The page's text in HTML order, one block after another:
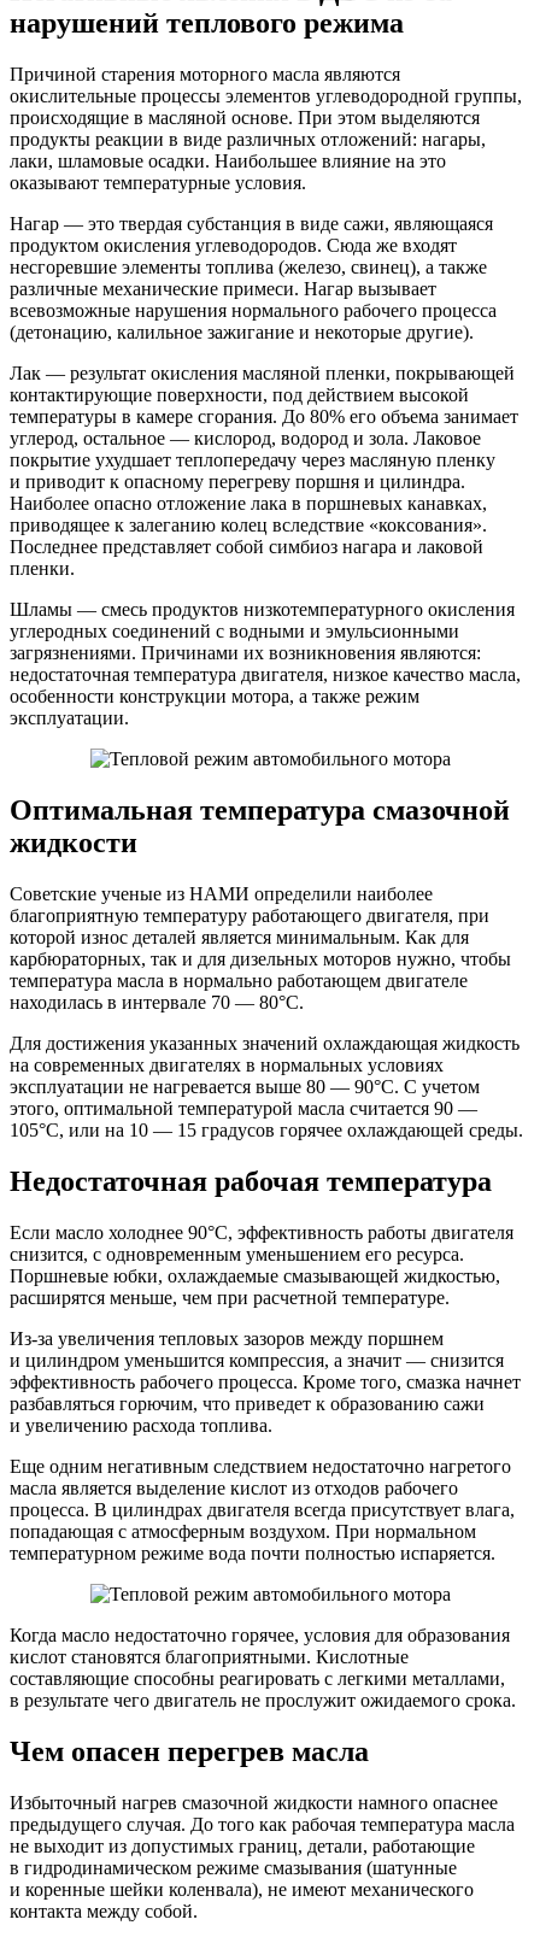
нарушений теплового режима
Причиной старения моторного масла являются
окислительные процессы элементов углеводородной группы,
происходящие в масляной основе. При этом выделяются
продукты реакции в виде различных отложений: нагары,
лаки, шламовые осадки. Наибольшее влияние на это
оказывают температурные условия.
Нагар — это твердая субстанция в виде сажи, являющаяся
продуктом окисления углеводородов. Сюда же входят
несгоревшие элементы топлива (железо, свинец), а также
различные механические примеси. Нагар вызывает
всевозможные нарушения нормального рабочего процесса
(детонацию, калильное зажигание и некоторые другие).
Лак — результат окисления масляной пленки, покрывающей
контактирующие поверхности, под действием высокой
температуры в камере сгорания. До 80% его объема занимает
углерод, остальное — кислород, водород и зола. Лаковое
покрытие ухудшает теплопередачу через масляную пленку
и приводит к опасному перегреву поршня и цилиндра.
Наиболее опасно отложение лака в поршневых канавках,
приводящее к залеганию колец вследствие «коксования».
Последнее представляет собой симбиоз нагара и лаковой
пленки.
Шламы — смесь продуктов низкотемпературного окисления
углеродных соединений с водными и эмульсионными
загрязнениями. Причинами их возникновения являются:
недостаточная температура двигателя, низкое качество масла,
особенности конструкции мотора, а также режим
эксплуатации.
Оптимальная температура смазочной
жидкости
Советские ученые из НАМИ определили наиболее
благоприятную температуру работающего двигателя, при
которой износ деталей является минимальным. Как для
карбюраторных, так и для дизельных моторов нужно, чтобы
температура масла в нормально работающем двигателе
находилась в интервале 70 — 80°C.
Для достижения указанных значений охлаждающая жидкость
на современных двигателях в нормальных условиях
эксплуатации не нагревается выше 80 — 90°C. С учетом
этого, оптимальной температурой масла считается 90 —
105°C, или на 10 — 15 градусов горячее охлаждающей среды.
Недостаточная рабочая температура
Если масло холоднее 90°C, эффективность работы двигателя
снизится, с одновременным уменьшением его ресурса.
Поршневые юбки, охлаждаемые смазывающей жидкостью,
расширятся меньше, чем при расчетной температуре.
Из-за увеличения тепловых зазоров между поршнем
и цилиндром уменьшится компрессия, а значит — снизится
эффективность рабочего процесса. Кроме того, смазка начнет
разбавляться горючим, что приведет к образованию сажи
и увеличению расхода топлива.
Еще одним негативным следствием недостаточно нагретого
масла является выделение кислот из отходов рабочего
процесса. В цилиндрах двигателя всегда присутствует влага,
попадающая с атмосферным воздухом. При нормальном
температурном режиме вода почти полностью испаряется.
Когда масло недостаточно горячее, условия для образования
кислот становятся благоприятными. Кислотные
составляющие способны реагировать с легкими металлами,
в результате чего двигатель не прослужит ожидаемого срока.
Чем опасен перегрев масла
Избыточный нагрев смазочной жидкости намного опаснее
предыдущего случая. До того как рабочая температура масла
не выходит из допустимых границ, детали, работающие
в гидродинамическом режиме смазывания (шатунные
и коренные шейки коленвала), не имеют механического
контакта между собой.